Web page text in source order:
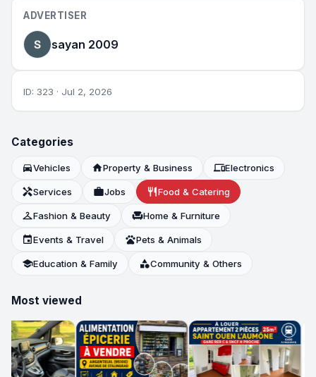
ADVERTISER
sayan 2009
ID: 323 · Jul 2, 2026
Categories
directions_carVehicles homeProperty & Business devicesElectronics
handymanServices workJobs restaurantFood & Catering
checkroomFashion & Beauty chairHome & Furniture
eventEvents & Travel petsPets & Animals
schoolEducation & Family categoryCommunity & Others
Most viewed